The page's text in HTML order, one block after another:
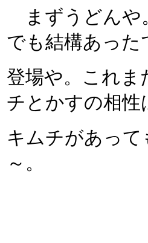
まずうどんや
でも結構あっ
登場や。これま
チとかすの相
キムチがあっ
～。